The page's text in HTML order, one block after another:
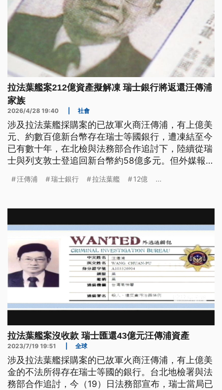
拉法葉艦案212億資產擬解凍 瑞士銀行將返還汪傳浦
家族
2026/4/28 19:40 社會
涉及拉法葉艦採購案的已故軍火商汪傳浦，有上億美
元、約數百億新台幣存在瑞士等國銀行，遭凍結至今
已有數十年，在北檢與法務部合作追討下，陸續從瑞
士與列支敦士登追回新台幣約58億多元。但外媒報
明與貪污有關等原因，無法無限期扣押，決定將解凍
汪傳浦 瑞士銀行 拉法葉艦 12億 ...
拉法葉艦案沒收款 瑞士匯還43億元汪傳浦資產
2023/7/19 19:51 全球
涉及拉法葉艦採購案的已故軍火商汪傳浦，有上億美
金的不法所得存在瑞士等國的銀行。台北地檢署與法
務部合作追討，今（19）日法務部宣布，瑞士當局已